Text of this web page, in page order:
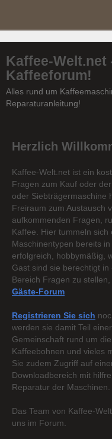
Kaffee-Welt.net
Kaffeeforum!
Alles rund um
Reparaturanleitung!
Herzlich
Kaffee-Welt.net ist ein
Fragen zum Kauf oder
oder Siebträgermaschine
Freiraum zum Austausch
aufkommenden Fragen,
Kaffee. Hier tummeln sich
Maschinentypen bereits
erfolgreich, hobbymäßig,
Gast sind sie berechtigt
Bereich Fragen zu
Gäste-Forum
Registrieren Sie sich
werden sie damit Teil
Gemeinschaft rund um
Kaffeebohnen und vieles
Sie zudem Zugriff auf
Downloadbereich mit
Reparatur der Maschinen.
Das Team von Kaffee-
uns im Forum.